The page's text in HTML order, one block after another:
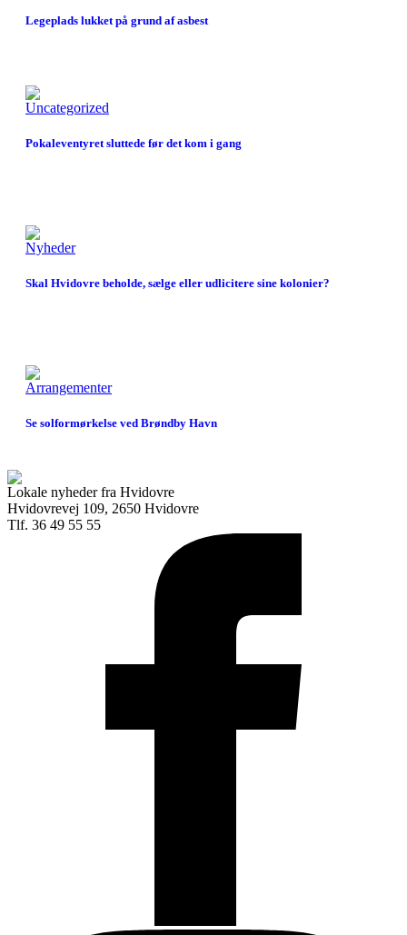
Legeplads lukket på grund af asbest
Uncategorized
Pokaleventyret sluttede før det kom i gang
Nyheder
Skal Hvidovre beholde, sælge eller udlicitere sine kolonier?
Arrangementer
Se solformørkelse ved Brøndby Havn
Lokale nyheder fra Hvidovre
Hvidovrevej 109, 2650 Hvidovre
Tlf. 36 49 55 55